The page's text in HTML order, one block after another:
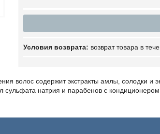
возврат товара в
волос содержит экстракты амлы, солодки и
сульфата натрия и парабенов с